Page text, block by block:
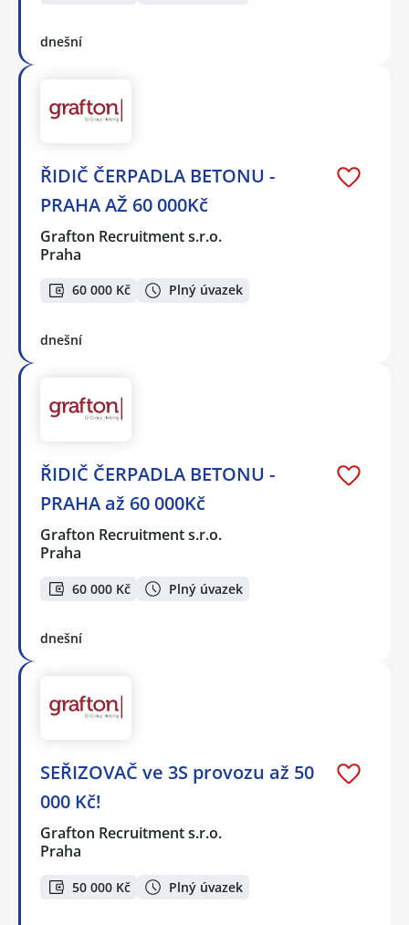
dnešní
ŘIDIČ ČERPADLA BETONU -
PRAHA AŽ 60 000Kč
Grafton Recruitment s.r.o.
Praha
60 000 Kč Plný úvazek
dnešní
ŘIDIČ ČERPADLA BETONU -
PRAHA až 60 000Kč
Grafton Recruitment s.r.o.
Praha
60 000 Kč Plný úvazek
dnešní
SEŘIZOVAČ ve 3S provozu až 50
000 Kč!
Grafton Recruitment s.r.o.
Praha
50 000 Kč Plný úvazek